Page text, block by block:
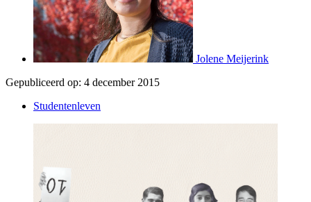
Jolene Meijerink
Gepubliceerd op: 4 december 2015
Studentenleven